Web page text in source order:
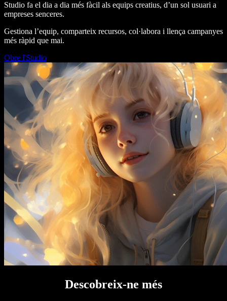
Studio fa el dia a dia més fàcil als equips creatius, d’un sol usuari a
empreses senceres.
Gestiona l’equip, comparteix recursos, col·labora i llença campanyes
més ràpid que mai.
Obre l'Studio
Descobreix-ne més